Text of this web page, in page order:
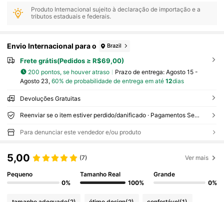
Produto Internacional sujeito à declaração de importação e a
tributos estaduais e federais.
Envio Internacional para o Brazil
Frete grátis(Pedidos ≥ R$69,00)
200 pontos, se houver atraso Prazo de entrega: Agosto 15 -
Agosto 23, 60% de probabilidade de entrega em até 12dias
Devoluções Gratuitas
Reenviar se o item estiver perdido/danificado · Pagamentos Seguros · Proteção de privacidade
Para denunciar este vendedor e/ou produto
5,00 (7) Ver mais
Pequeno
0%
Tamanho Real
100%
Grande
0%